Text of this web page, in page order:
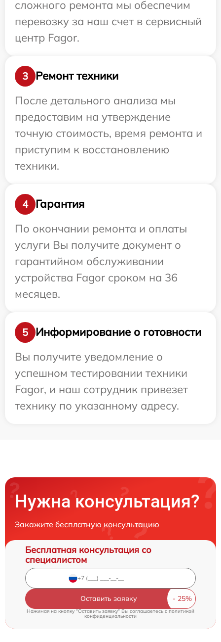
сложного ремонта мы обеспечим
перевозку за наш счет в сервисный
центр Fagor.
3
Ремонт техники
После детального анализа мы
предоставим на утверждение
точную стоимость, время ремонта и
приступим к восстановлению
техники.
4
Гарантия
По окончании ремонта и оплаты
услуги Вы получите документ о
гарантийном обслуживании
устройства Fagor сроком на 36
месяцев.
5
Информирование о готовности
Вы получите уведомление о
успешном тестировании техники
Fagor, и наш сотрудник привезет
технику по указанному адресу.
Нужна консультация?
Закажите бесплатную консультацию
Бесплатная консультация со
специалистом
Оставить заявку
Нажимая на кнопку "Оставить заявку" Вы соглашаетесь cполитикой
конфиденциальности